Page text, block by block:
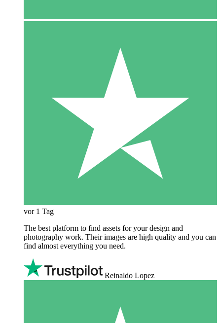
vor 1 Tag
The best platform to find assets for your design and
photography work. Their images are high quality and you can
find almost everything you need.
Reinaldo Lopez